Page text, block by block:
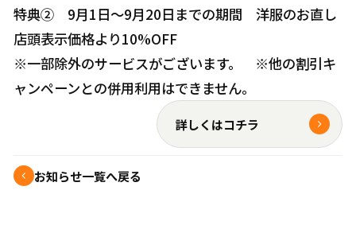
特典② 9月1日～9月20日までの期間 洋服のお直し
店頭表示価格より10%OFF
※一部除外のサービスがございます。 ※他の割引キ
ャンペーンとの併用利用はできません。
詳しくはコチラ
お知らせ一覧へ戻る